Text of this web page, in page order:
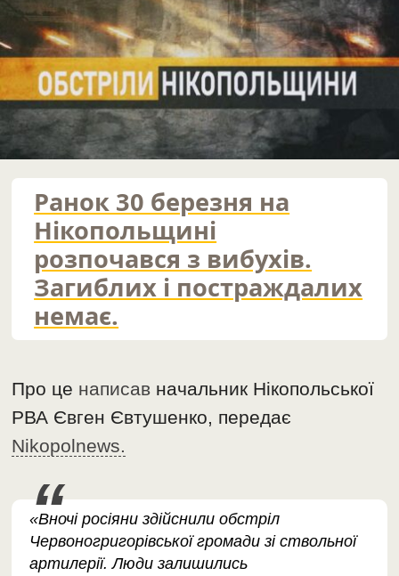
Ранок 30 березня на
Нікопольщині
розпочався з вибухів.
Загиблих і постраждалих
немає.
Про це написав начальник Нікопольської
РВА Євген Євтушенко, передає
Nikopolnews.
«Вночі росіяни здійснили обстріл
Червоногригорівської громади зі ствольної
артилерії. Люди залишились